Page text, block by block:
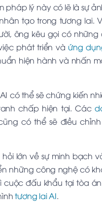
pháp lý này có lẽ là sự
tạo trong tương lai.
ông kêu gọi có
phát triển và ứng
hiện hành và nhấn
có thể sẽ chứng kiến
chấp hiện tại. Các
có thể sẽ điều
lớn về sự minh bạch
những công nghệ có
đấu khẩu tại tòa
tương lai AI.